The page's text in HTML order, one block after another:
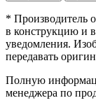
* Производитель
в конструкцию и
уведомления.
передавать
Полную
менеджера по